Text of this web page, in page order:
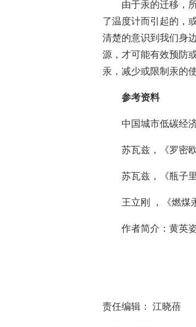
由于汞的迁移，
了温度计而引起的，
清楚的意识到我们身
源，才可能有效预防
汞，减少或限制汞的
参考资料
中国城市低碳经
苏瓦兹，《罗密
苏瓦兹，《瓶子
王立刚 ，《燃煤
作者简介：黄英
责任编辑： 江晓蓓